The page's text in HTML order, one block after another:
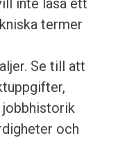
inte läsa ett
termer
Se till att
jobbhistorik
och